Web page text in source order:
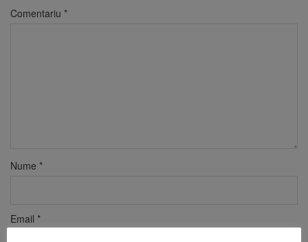
Comentariu *
Nume *
Email *